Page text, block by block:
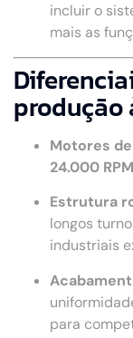
incluir o
mais as
produção
Motores
24.000 RPM
Estrutura
longos
industriais
para